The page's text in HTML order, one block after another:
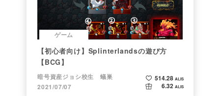
ゲーム
【初心者向け】Splinterlandsの遊び方
【BCG】
暗号資産ジョシ校生 蟻巣
2021/07/07
514.28 ALIS
6.32 ALIS